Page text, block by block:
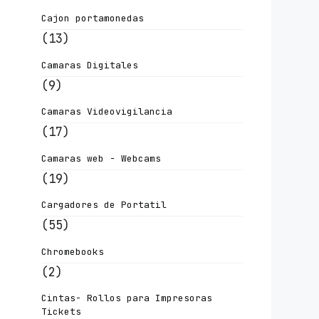
Cajon portamonedas
(13)
Camaras Digitales
(9)
Camaras Videovigilancia
(17)
Camaras web - Webcams
(19)
Cargadores de Portatil
(55)
Chromebooks
(2)
Cintas- Rollos para Impresoras
Tickets